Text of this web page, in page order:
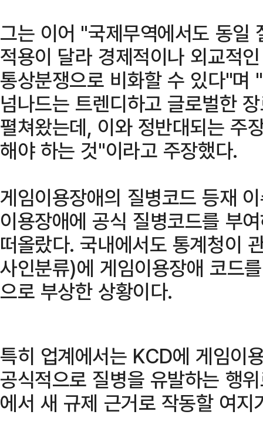
그는 이어 "국제무역에서도 동일
적용이 달라 경제적이나 외교적
통상분쟁으로 비화할 수 있다"며
넘나드는 트렌디하고 글로벌한
펼쳐왔는데, 이와 정반대되는 주
해야 하는 것"이라고 주장했다.
게임이용장애의 질병코드 등재
이용장애에 공식 질병코드를 부
떠올랐다. 국내에서도 통계청이
사인분류)에 게임이용장애 코드
으로 부상한 상황이다.
특히 업계에서는 KCD에 게임이
공식적으로 질병을 유발하는 행
에서 새 규제 근거로 작동할 여